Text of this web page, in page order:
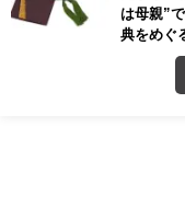
は母親”
典をめぐ